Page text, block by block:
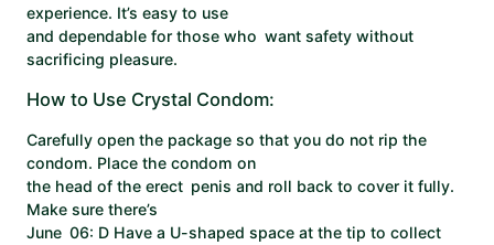
experience. It’s easy to use
and dependable for those who want safety without
sacrificing pleasure.
How to Use Crystal Condom:
Carefully open the package so that you do not rip the
condom. Place the condom on
the head of the erect penis and roll back to cover it fully.
Make sure there’s
June 06: D Have a U-shaped space at the tip to collect